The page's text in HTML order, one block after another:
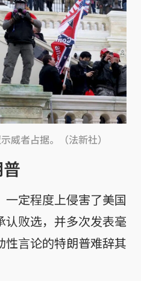
威者占据。（法新社）
定程度上侵害了美国
认败选，并多次发表毫
性言论的特朗普难辞其